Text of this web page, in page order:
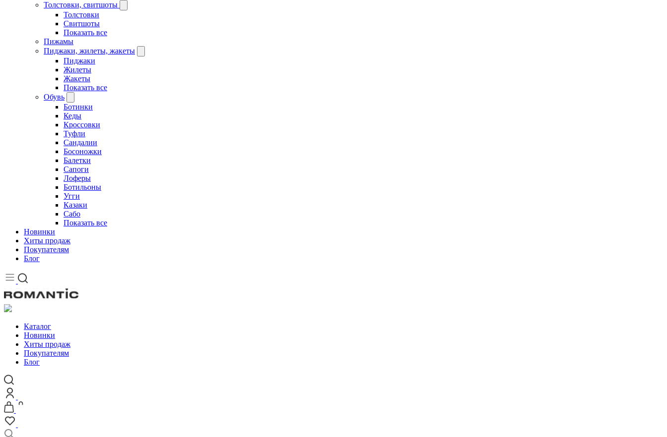
Толстовки, свитшоты
Толстовки
Свитшоты
Показать все
Пижамы
Пиджаки, жилеты, жакеты
Пиджаки
Жилеты
Жакеты
Показать все
Обувь
Ботинки
Кеды
Кроссовки
Туфли
Сандалии
Босоножки
Балетки
Сапоги
Лоферы
Ботильоны
Угги
Казаки
Сабо
Показать все
Новинки
Хиты продаж
Покупателям
Блог
Каталог
Новинки
Хиты продаж
Покупателям
Блог